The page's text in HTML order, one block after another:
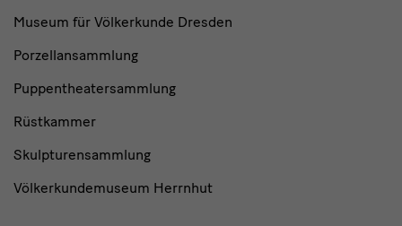
Museum für Völkerkunde Dresden
Porzellansammlung
Puppentheatersammlung
Rüstkammer
Skulpturensammlung
Völkerkundemuseum Herrnhut